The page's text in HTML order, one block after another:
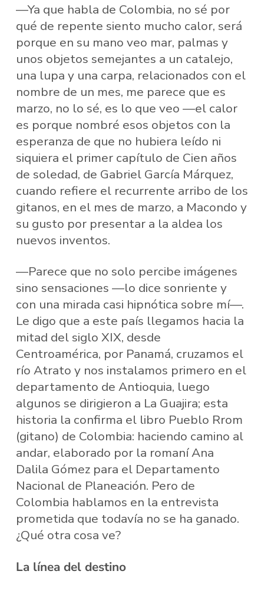
—Ya que habla de Colombia, no sé por
qué de repente siento mucho calor, será
porque en su mano veo mar, palmas y
unos objetos semejantes a un catalejo,
una lupa y una carpa, relacionados con el
nombre de un mes, me parece que es
marzo, no lo sé, es lo que veo —el calor
es porque nombré esos objetos con la
esperanza de que no hubiera leído ni
siquiera el primer capítulo de Cien años
de soledad, de Gabriel García Márquez,
cuando refiere el recurrente arribo de los
gitanos, en el mes de marzo, a Macondo y
su gusto por presentar a la aldea los
nuevos inventos.
—Parece que no solo percibe imágenes
sino sensaciones —lo dice sonriente y
con una mirada casi hipnótica sobre mí—.
Le digo que a este país llegamos hacia la
mitad del siglo XIX, desde
Centroamérica, por Panamá, cruzamos el
río Atrato y nos instalamos primero en el
departamento de Antioquia, luego
algunos se dirigieron a La Guajira; esta
historia la confirma el libro Pueblo Rrom
(gitano) de Colombia: haciendo camino al
andar, elaborado por la romaní Ana
Dalila Gómez para el Departamento
Nacional de Planeación. Pero de
Colombia hablamos en la entrevista
prometida que todavía no se ha ganado.
¿Qué otra cosa ve?
La línea del destino